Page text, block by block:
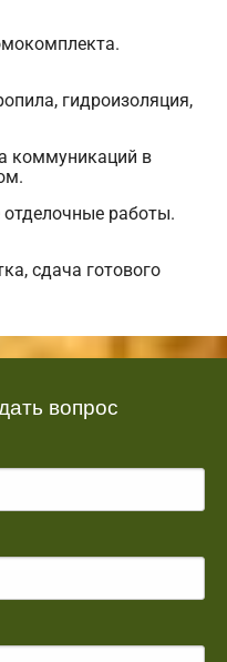
гидроизоляция,
коммуникаций в
работы.
сдача готового
вопрос